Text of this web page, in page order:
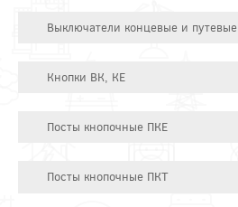
Выключатели концевые и путевые
Кнопки ВК, КЕ
Посты кнопочные ПКЕ
Посты кнопочные ПКТ